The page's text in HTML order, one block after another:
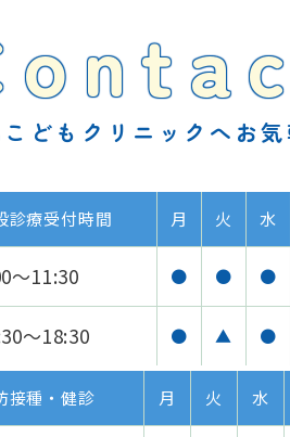
どもクリニックへお気
診療受付時間 月 火 水
～11:30 ● ● ●
～18:30 ● ▲ ●
接種・健診 月 火 水